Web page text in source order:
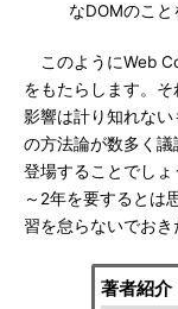
なDOMのこ
このようにWeb
をもたらします。
影響は計り知れな
の方法論が数多く
登場することでし
～2年を要するとは
習を怠らないでおき
著者紹介